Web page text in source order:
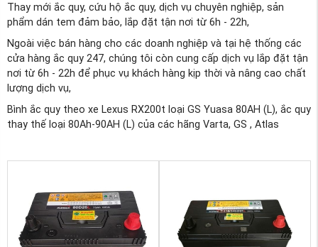
Thay mới ắc quy, cứu hộ ắc quy, dịch vụ chuyên nghiệp, sản
phẩm dán tem đảm bảo, lắp đặt tận nơi từ 6h - 22h,
Ngoài việc bán hàng cho các doanh nghiệp và tại hệ thống các
cửa hàng ắc quy 247, chúng tôi còn cung cấp dịch vụ lắp đặt tận
nơi từ 6h - 22h để phục vụ khách hàng kịp thời và nâng cao chất
lượng dịch vụ,
Bình ắc quy theo xe Lexus RX200t loại GS Yuasa 80AH (L), ắc quy
thay thế loại 80Ah-90AH (L) của các hãng Varta, GS , Atlas